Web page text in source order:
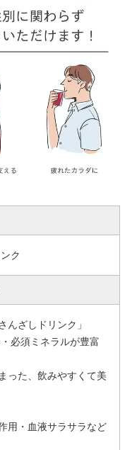
ク
んざしドリンク」
須ミネラルが豊富
った、飲みやすくて美
用・血液サラサラなど